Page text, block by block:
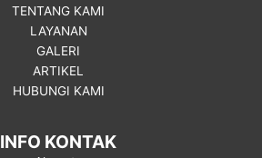
TENTANG KAMI
LAYANAN
GALERI
ARTIKEL
HUBUNGI KAMI
INFO KONTAK